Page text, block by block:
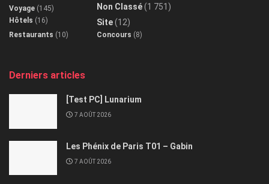
Voyage (145)
Hôtels (16)
Restaurants (10)
Non Classé(1 751)
Site(12)
Concours (8)
Derniers articles
[Test PC] Lunarium
7 AOÛT 2026
Les Phénix de Paris T01 – Gabin
7 AOÛT 2026